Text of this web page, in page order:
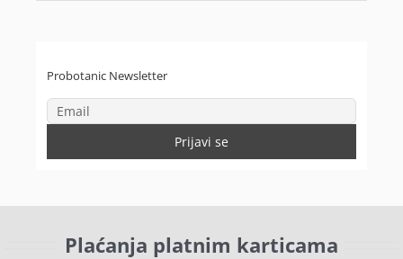
Probotanic Newsletter
Plaćanja platnim karticama